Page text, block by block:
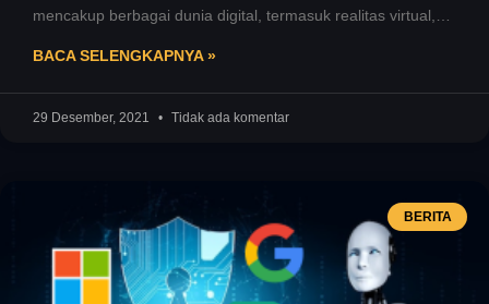
mencakup berbagai dunia digital, termasuk realitas virtual,
BACA SELENGKAPNYA »
29 Desember, 2021 Tidak ada komentar
BERITA